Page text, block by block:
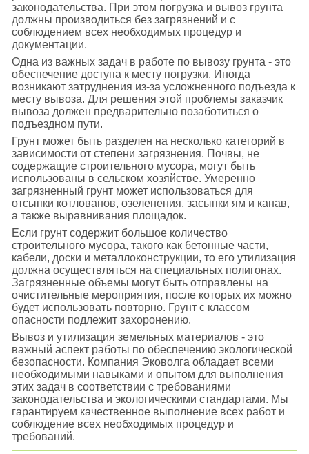
законодательства. При этом погрузка и вывоз грунта
должны производиться без загрязнений и с
соблюдением всех необходимых процедур и
документации.
Одна из важных задач в работе по вывозу грунта - это
обеспечение доступа к месту погрузки. Иногда
возникают затруднения из-за усложненного подъезда к
месту вывоза. Для решения этой проблемы заказчик
вывоза должен предварительно позаботиться о
подъездном пути.
Грунт может быть разделен на несколько категорий в
зависимости от степени загрязнения. Почвы, не
содержащие строительного мусора, могут быть
использованы в сельском хозяйстве. Умеренно
загрязненный грунт может использоваться для
отсыпки котлованов, озеленения, засыпки ям и канав,
а также выравнивания площадок.
Если грунт содержит большое количество
строительного мусора, такого как бетонные части,
кабели, доски и металлоконструкции, то его утилизация
должна осуществляться на специальных полигонах.
Загрязненные объемы могут быть отправлены на
очистительные мероприятия, после которых их можно
будет использовать повторно. Грунт с классом
опасности подлежит захоронению.
Вывоз и утилизация земельных материалов - это
важный аспект работы по обеспечению экологической
безопасности. Компания Эковолга обладает всеми
необходимыми навыками и опытом для выполнения
этих задач в соответствии с требованиями
законодательства и экологическими стандартами. Мы
гарантируем качественное выполнение всех работ и
соблюдение всех необходимых процедур и
требований.